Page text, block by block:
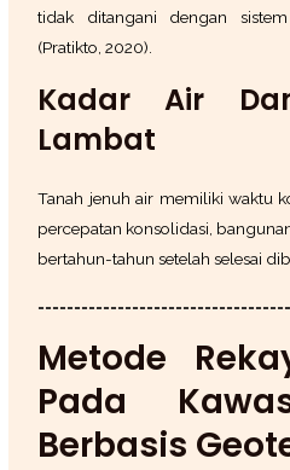
tidak ditangani dengan
(Pratikto, 2020).
Kadar Air
Lambat
Tanah jenuh air memiliki waktu
percepatan konsolidasi,
bertahun-tahun setelah selesai
Metode
Pada
Berbasis